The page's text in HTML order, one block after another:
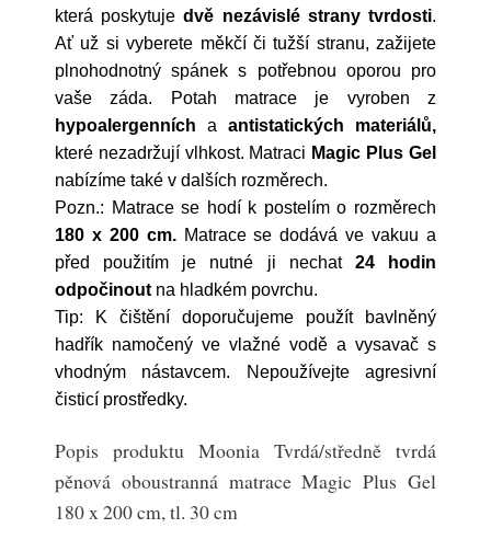
která poskytujedvě nezávislé strany tvrdosti.
Ať už si vyberete měkčí či tužší stranu, zažijete
plnohodnotný spánek s potřebnou oporou pro
vaše záda. Potah matrace je vyroben z
hypoalergenních a antistatických materiálů,
které nezadržují vlhkost. Matraci Magic Plus Gel
nabízíme také v dalších rozměrech.
Pozn.: Matrace se hodí k postelím o rozměrech
180 x 200 cm. Matrace se dodává ve vakuu a
před použitím je nutné ji nechat 24 hodin
odpočinout na hladkém povrchu.
Tip: K čištění doporučujeme použít bavlněný
hadřík namočený ve vlažné vodě a vysavač s
vhodným nástavcem. Nepoužívejte agresivní
čisticí prostředky.
Popis produktu Moonia Tvrdá/středně tvrdá
pěnová oboustranná matrace Magic Plus Gel
180 x 200 cm, tl. 30 cm